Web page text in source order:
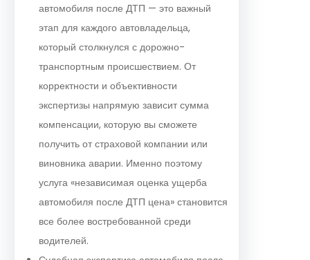
автомобиля после ДТП — это важный
этап для каждого автовладельца,
который столкнулся с дорожно-
транспортным происшествием. От
корректности и объективности
экспертизы напрямую зависит сумма
компенсации, которую вы сможете
получить от страховой компании или
виновника аварии. Именно поэтому
услуга «независимая оценка ущерба
автомобиля после ДТП цена» становится
все более востребованной среди
водителей.